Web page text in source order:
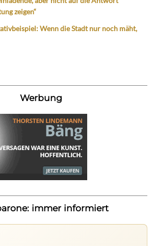
zeigen“
Wenn die Stadt nur noch mäht,
Werbung
immer informiert